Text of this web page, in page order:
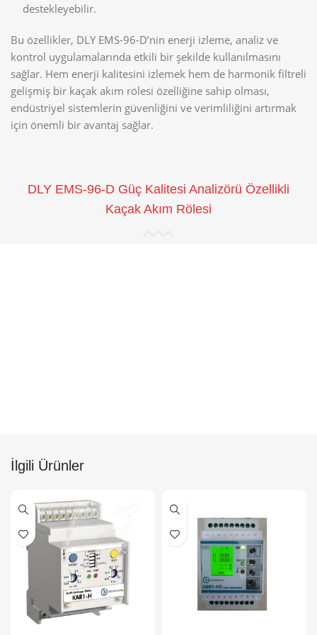
destekleyebilir.
Bu özellikler, DLY EMS-96-D’nin enerji izleme, analiz ve
kontrol uygulamalarında etkili bir şekilde kullanılmasını
sağlar. Hem enerji kalitesini izlemek hem de harmonik filtreli
gelişmiş bir kaçak akım rölesi özelliğine sahip olması,
endüstriyel sistemlerin güvenliğini ve verimliliğini artırmak
için önemli bir avantaj sağlar.
DLY EMS-96-D Güç Kalitesi Analizörü Özellikli
Kaçak Akım Rölesi
İlgili Ürünler